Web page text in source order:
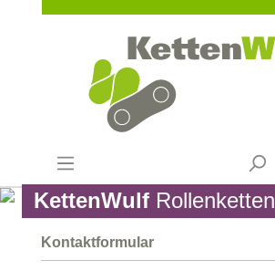
KettenWulfRollenketten
Kontaktformular